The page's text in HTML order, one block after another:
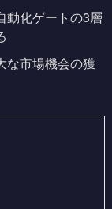
動化ゲートの3層
な市場機会の獲